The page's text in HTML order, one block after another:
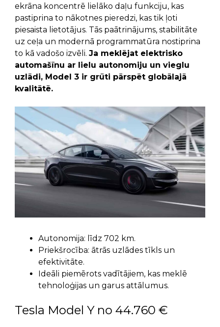
ekrāna koncentrē lielāko daļu funkciju, kas
pastiprina to nākotnes pieredzi, kas tik ļoti
piesaista lietotājus. Tās paātrinājums, stabilitāte
uz ceļa un modernā programmatūra nostiprina
to kā vadošo izvēli. Ja meklējat elektrisko
automašīnu ar lielu autonomiju un vieglu
uzlādi, Model 3 ir grūti pārspēt globālajā
kvalitātē.
Autonomija: līdz 702 km.
Priekšrocība: ātrās uzlādes tīkls un
efektivitāte.
Ideāli piemērots vadītājiem, kas meklē
tehnoloģijas un garus attālumus.
Tesla Model Y no 44.760 €